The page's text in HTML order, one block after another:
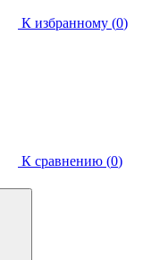
К избранному (0)
К сравнению (0)